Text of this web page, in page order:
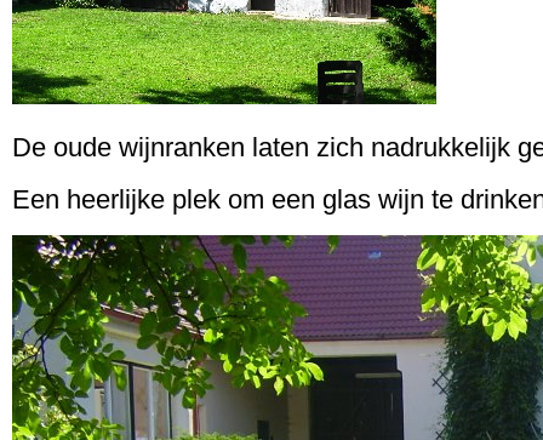
De oude wijnranken laten zich nadrukkelijk
Een heerlijke plek om een glas wijn te